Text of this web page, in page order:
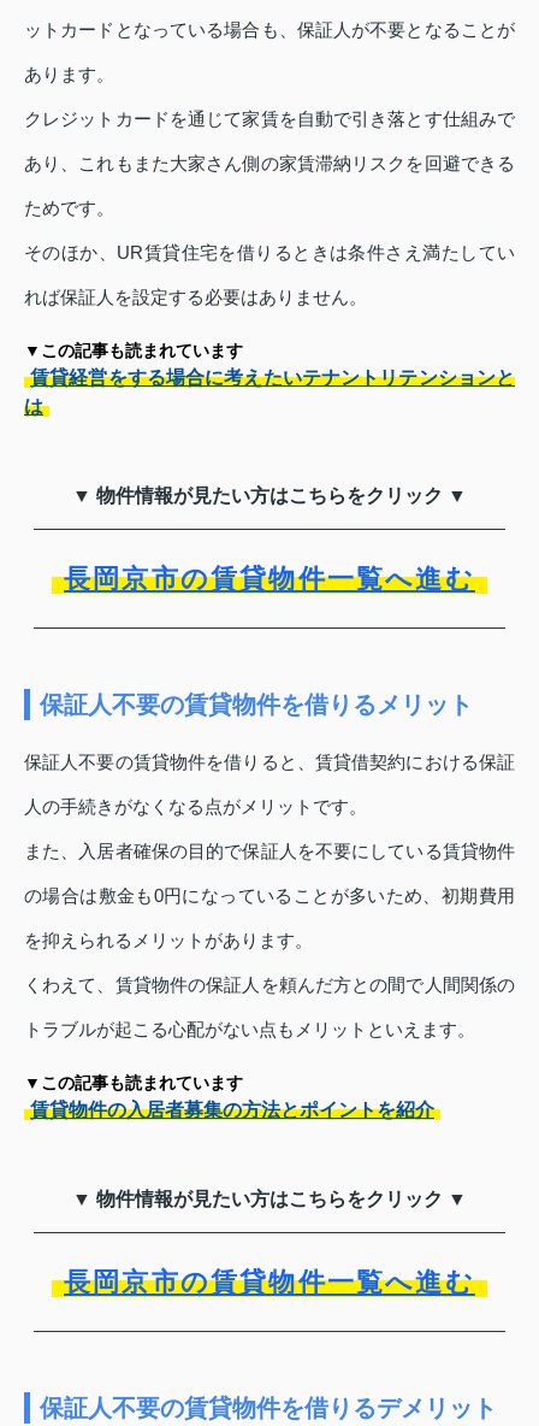
ットカードとなっている場合も、保証人が不要となることが
あります。
クレジットカードを通じて家賃を自動で引き落とす仕組みで
あり、これもまた大家さん側の家賃滞納リスクを回避できる
ためです。
そのほか、UR賃貸住宅を借りるときは条件さえ満たしてい
れば保証人を設定する必要はありません。
▼この記事も読まれています
賃貸経営をする場合に考えたいテナントリテンションと
は
▼ 物件情報が見たい方はこちらをクリック ▼
長岡京市の賃貸物件一覧へ進む
保証人不要の賃貸物件を借りるメリット
保証人不要の賃貸物件を借りると、賃貸借契約における保証
人の手続きがなくなる点がメリットです。
また、入居者確保の目的で保証人を不要にしている賃貸物件
の場合は敷金も0円になっていることが多いため、初期費用
を抑えられるメリットがあります。
くわえて、賃貸物件の保証人を頼んだ方との間で人間関係の
トラブルが起こる心配がない点もメリットといえます。
▼この記事も読まれています
賃貸物件の入居者募集の方法とポイントを紹介
▼ 物件情報が見たい方はこちらをクリック ▼
長岡京市の賃貸物件一覧へ進む
保証人不要の賃貸物件を借りるデメリット